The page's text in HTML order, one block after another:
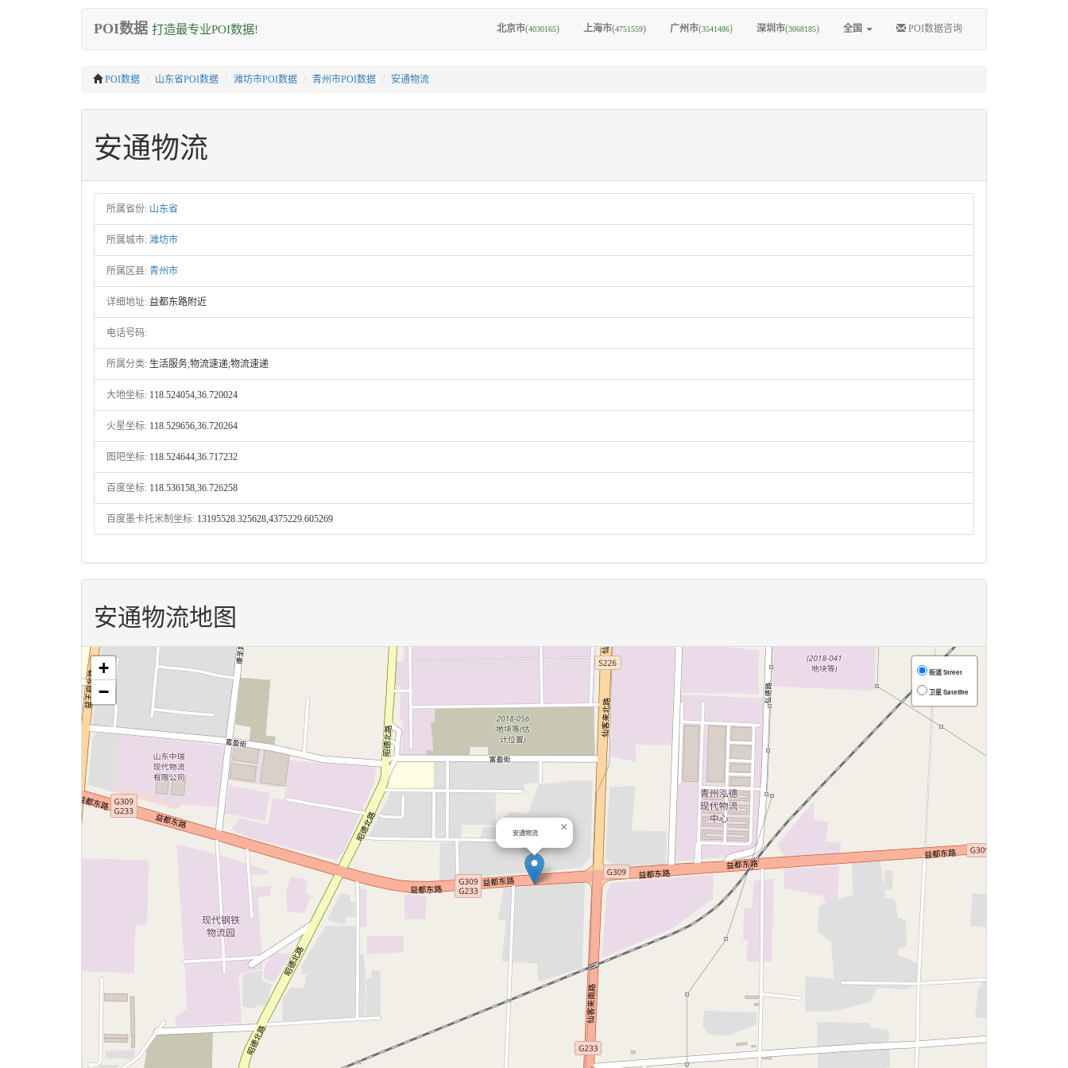
POI数据 打造最专业POI数据! 北京市(4030165) 上海市(4751559) 广州市(3541486) 深圳市(3068185) 全国 POI数据咨询
POI数据 山东省POI数据 潍坊市POI数据 青州市POI数据 安通物流
安通物流
所属省份: 山东省
所属城市: 潍坊市
所属区县: 青州市
详细地址: 益都东路附近
电话号码:
所属分类: 生活服务;物流速递;物流速递
大地坐标: 118.524054,36.720024
火星坐标: 118.529656,36.720264
图吧坐标: 118.524644,36.717232
百度坐标: 118.536158,36.726258
百度墨卡托米制坐标: 13195528.325628,4375229.605269
安通物流地图
安通物流 ×
+
−
街道 Street
卫星 Satellite